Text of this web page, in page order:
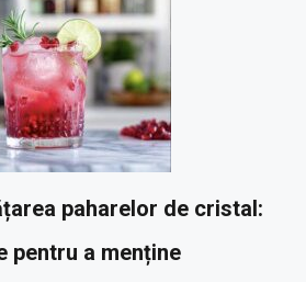
paharelor de cristal:
pentru a menține